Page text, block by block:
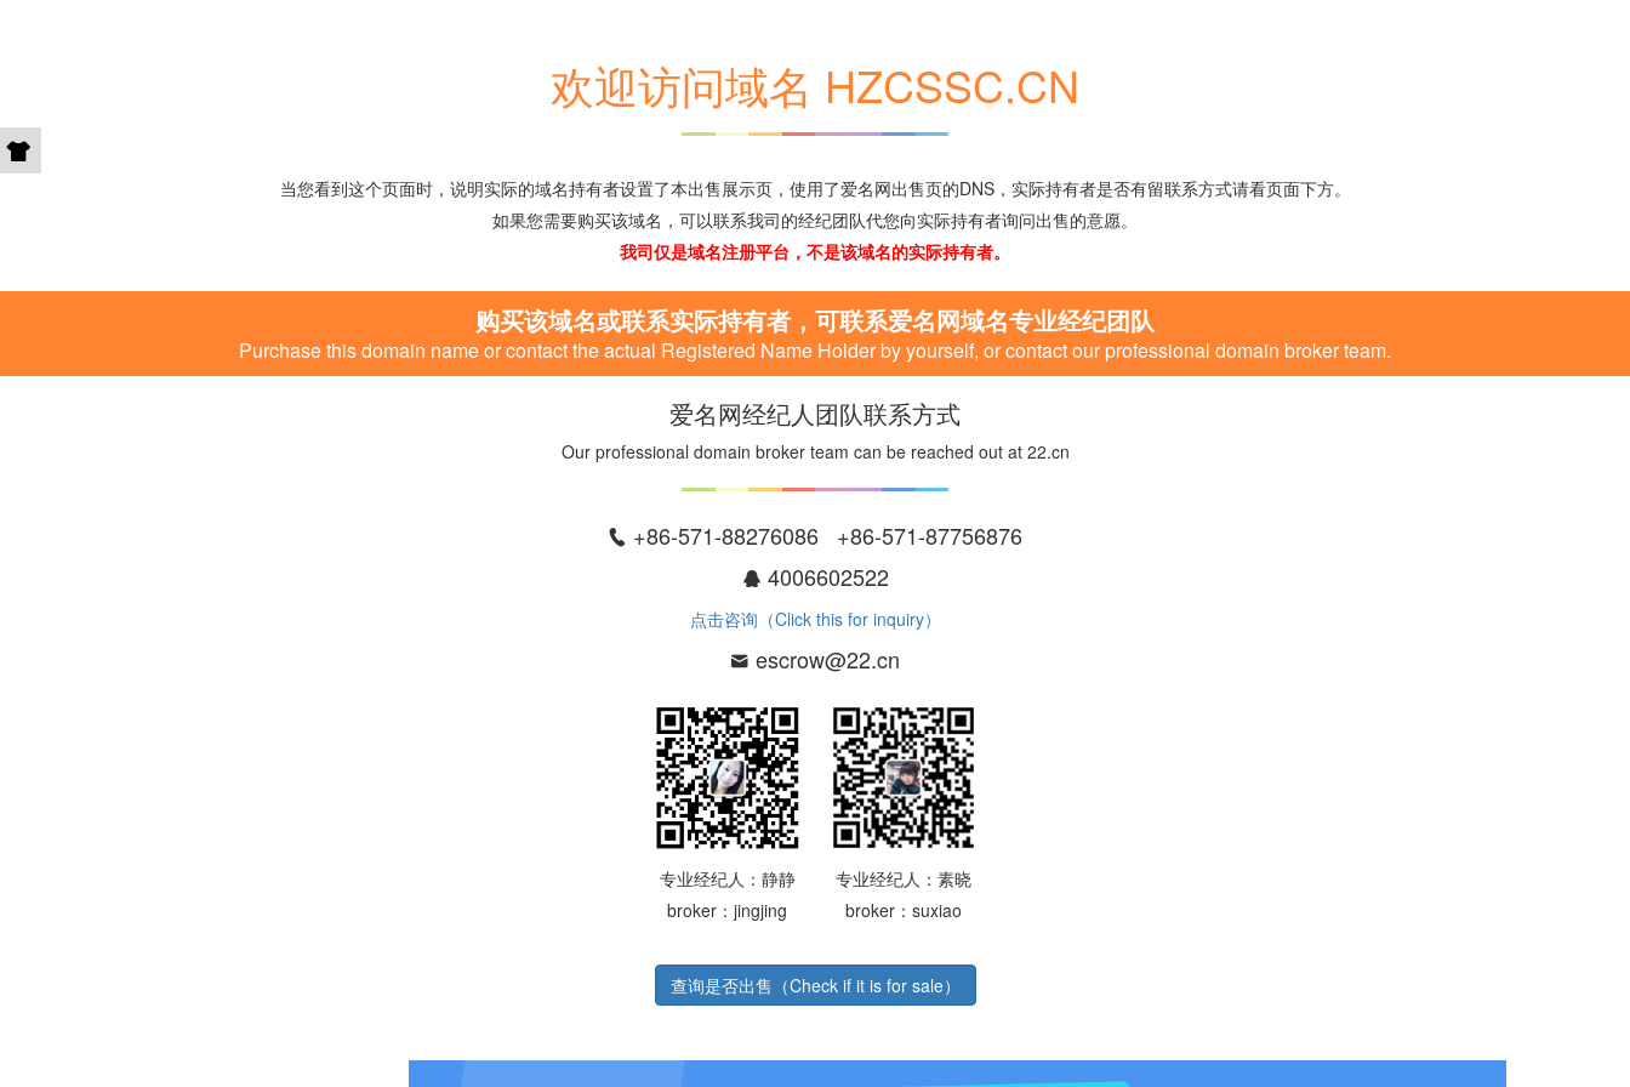
欢迎访问域名 HZCSSC.CN
当您看到这个页面时，说明实际的域名持有者设置了本出售展示页，使用了爱名网出售页的DNS，实际持有者是否有留联系方式请看页面下方。
如果您需要购买该域名，可以联系我司的经纪团队代您向实际持有者询问出售的意愿。
我司仅是域名注册平台，不是该域名的实际持有者。
购买该域名或联系实际持有者，可联系爱名网域名专业经纪团队
Purchase this domain name or contact the actual Registered Name Holder by yourself, or contact our professional domain broker team.
爱名网经纪人团队联系方式
Our professional domain broker team can be reached out at 22.cn
+86-571-88276086 +86-571-87756876
4006602522
点击咨询（Click this for inquiry）
escrow@22.cn
专业经纪人：静静
broker：jingjing
专业经纪人：素晓
broker：suxiao
查询是否出售（Check if it is for sale）